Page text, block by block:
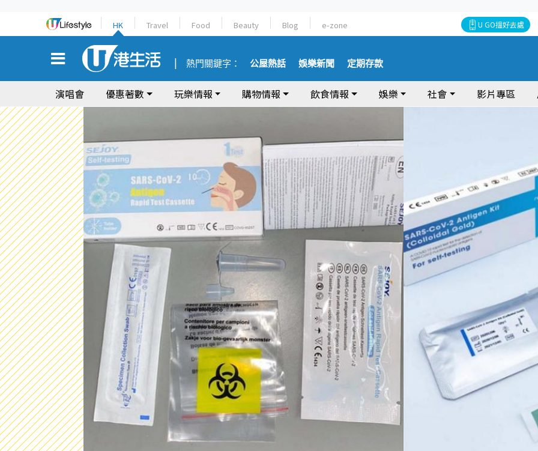
HK Travel Food Beauty Blog e-zone U GO搵好去處
熱門關鍵字： 公屋熱話 娛樂新聞 定期存款
演唱會 優惠著數 玩樂情報 購物情報 飲食情報 娛樂 社會 影片專區